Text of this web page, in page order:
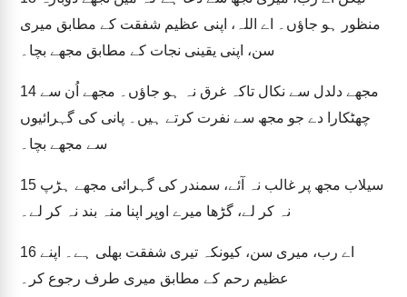
منظور ہو جاؤں۔ اے اللہ، اپنی عظیم شفقت کے مطابق میری
سن، اپنی یقینی نجات کے مطابق مجھے بچا۔
14
چھٹکارا دے جو مجھ سے نفرت کرتے ہیں۔ پانی کی گہرائیوں
سے مجھے بچا۔
15
نہ کر لے، گڑھا میرے اوپر اپنا منہ بند نہ کر لے۔
16
عظیم رحم کے مطابق میری طرف رجوع کر۔